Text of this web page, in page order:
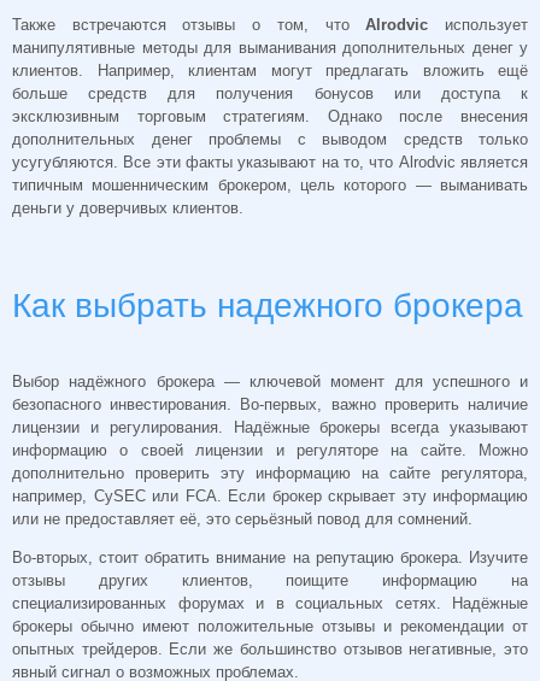
Также встречаются отзывы о том, чтоAlrodvic использует
манипулятивные методы для выманивания дополнительных денег у
клиентов. Например, клиентам могут предлагать вложить ещё
больше средств для получения бонусов или доступа к
эксклюзивным торговым стратегиям. Однако после внесения
дополнительных денег проблемы с выводом средств только
усугубляются. Все эти факты указывают на то, что Alrodvic является
типичным мошенническим брокером, цель которого — выманивать
деньги у доверчивых клиентов.
Как выбрать надежного брокера
Выбор надёжного брокера — ключевой момент для успешного и
безопасного инвестирования. Во-первых, важно проверить наличие
лицензии и регулирования. Надёжные брокеры всегда указывают
информацию о своей лицензии и регуляторе на сайте. Можно
дополнительно проверить эту информацию на сайте регулятора,
например, CySEC или FCA. Если брокер скрывает эту информацию
или не предоставляет её, это серьёзный повод для сомнений.
Во-вторых, стоит обратить внимание на репутацию брокера. Изучите
отзывы других клиентов, поищите информацию на
специализированных форумах и в социальных сетях. Надёжные
брокеры обычно имеют положительные отзывы и рекомендации от
опытных трейдеров. Если же большинство отзывов негативные, это
явный сигнал о возможных проблемах.